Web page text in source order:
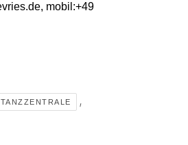
mobil:+49
TANZZENTRALE ,